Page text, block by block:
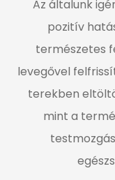
Az általunk
pozitív
természetes
levegővel
terekben
mint a